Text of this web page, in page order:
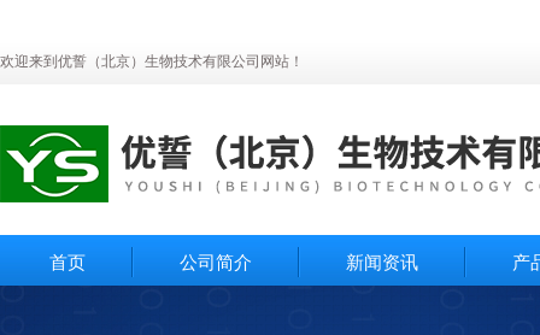
欢迎来到优誓（北京）生物技术有限公司网站！
首页 公司简介 新闻资讯 产